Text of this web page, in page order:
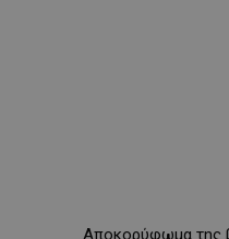
Αποκορύφωμα της